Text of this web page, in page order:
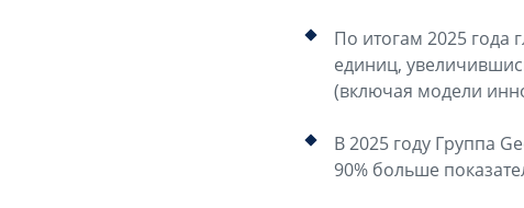
По итогам 2025 года
единиц,
(включая модели
В 2025 году Группа
90% больше